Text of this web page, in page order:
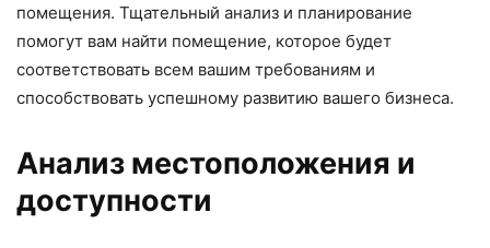
помещения. Тщательный анализ и планирование
помогут вам найти помещение, которое будет
соответствовать всем вашим требованиям и
способствовать успешному развитию вашего бизнеса.
Анализ местоположения и
доступности